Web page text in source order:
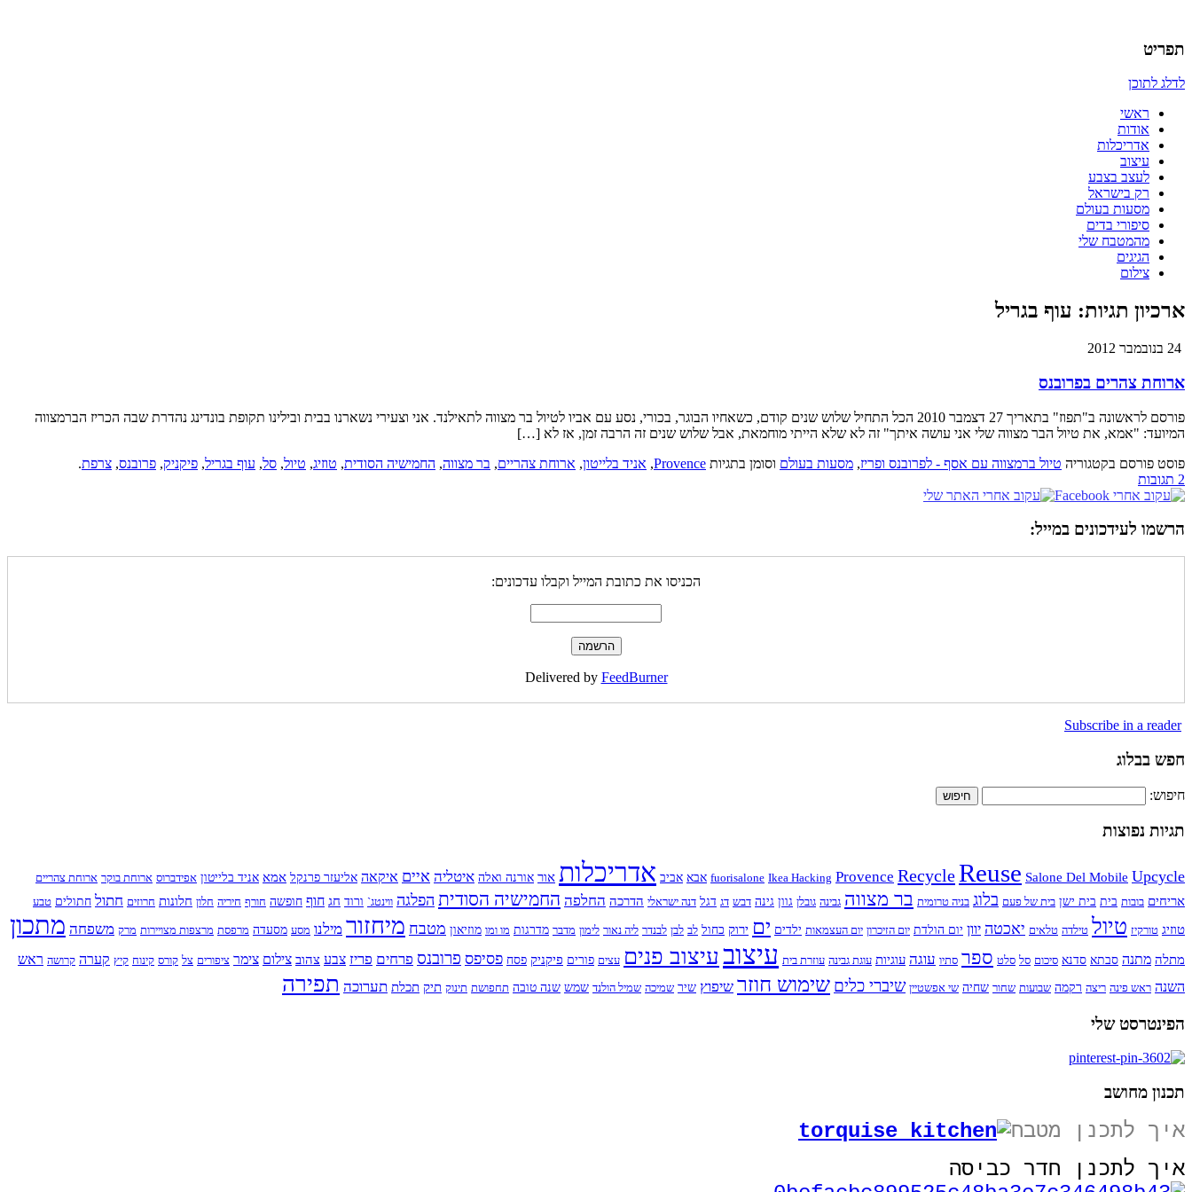
כמו אויר לנשימה – בלוג של אדריכלית
תפריט
לדלג לתוכן
ראשי
אודות
אדריכלות
עיצוב
לעצב בצבע
רק בישראל
מסעות בעולם
סיפורי בדים
מהמטבח שלי
הגיגים
צילום
ארכיון תגיות: עוף בגריל
24 בנובמבר 2012
ארוחת צהרים בפרובנס
פורסם לראשונה ב"תפוז" בתאריך 27 דצמבר 2010 הכל התחיל שלוש שנים קודם, כשאחיו הבוגר, בכורי, נסע עם אביו לטיול בר מצווה לתאילנד. אני וצעירי נשארנו בבית ובילינו תקופת בונדינג נהדרת שבה הכריז הברמצווה
המיועד: "אמא, את טיול הבר מצווה שלי אני עושה איתך" זה לא שלא הייתי מוחמאת, אבל שלוש שנים זה הרבה זמן, אז לא […]
פוסט פורסם בקטגוריה טיול ברמצווה עם אסף - לפרובנס ופריז, מסעות בעולם וסומן בתגיות Provence
, אניד בלייטון, ארוחת צהריים, בר מצווה, החמישיה הסודית, טוזיג, טיול, סל, עוף בגריל, פיקניק, פרובנס, צרפת.
2 תגובות
הרשמו לעידכונים במייל:
הכניסו את כתובת המייל וקבלו עדכונים:
Delivered by FeedBurner
Subscribe in a reader
חפש בבלוג
חיפוש:
תגיות נפוצות
fuorisalone Ikea Hacking Provence RecycleReuse Salone Del Mobile Upcycle אבא אביב אדריכלות אור אורנה ואלה איטליה איים איקאה אליעזר פרנקל אמא אניד בלייטון אפידברוס ארוחת בוקר ארוחת צהריים
אריחים בובות בית בית ישן בית של פעם בלוג בניה טרומית בר מצווה גבינה גובלן גוון גינה דבש דג דגל דנה ישראלי הדרכה החלפה החמישיה הסודית הפלגה ווינטג` ורוד חג חוף חופשה חורף חיריה חלון חלונות חרוזים חתול חתולים טבע
טוזיג טורקיז טיול טילדה טלאים יאכטה יוון יום הולדת יום הזיכרון יום העצמאות ילדים ים ירוק כחול לב לבן לבנדר ליה נאור לימון מדבר מדרגות מו ומו מוזיאון מטבח מיחזור מילנו מסע מסעדה מרפסת מרצפות מצויירות מרק משפחה מתכון
מתלה מתנה סבתא סדנא סיכום סל סלט ספר סתיו עוגה עוגיות עוגת גבינה עוזרת בית עיצוב עיצוב פנים עצים פורים פיקניק פסח פסיפס פרובנס פרחים פריז צבע צהוב צילום צימר ציפורים צל קורס קינוח קיץ קערה קרושה ראש
השנה ראש פינה ריצה רקמה שבועות שחור שחיה שי אפשטיין שיברי כלים שימוש חוזר שיפוץ שיר שמיכה שמיל הולנד שמש שנה טובה תחפושת תינוק תיק תכלת תערוכה תפירה
הפינטרסט שלי
תכנון מחושב
איך לתכנן מטבח
איך לתכנן חדר כביסה